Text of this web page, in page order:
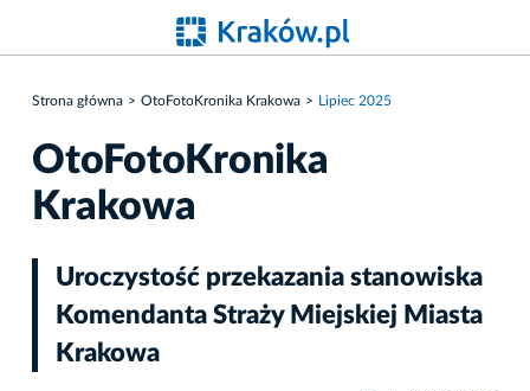
Strona główna OtoFotoKronika Krakowa Lipiec 2025
OtoFotoKronika
Krakowa
Uroczystość przekazania stanowiska
Komendanta Straży Miejskiej Miasta
Krakowa